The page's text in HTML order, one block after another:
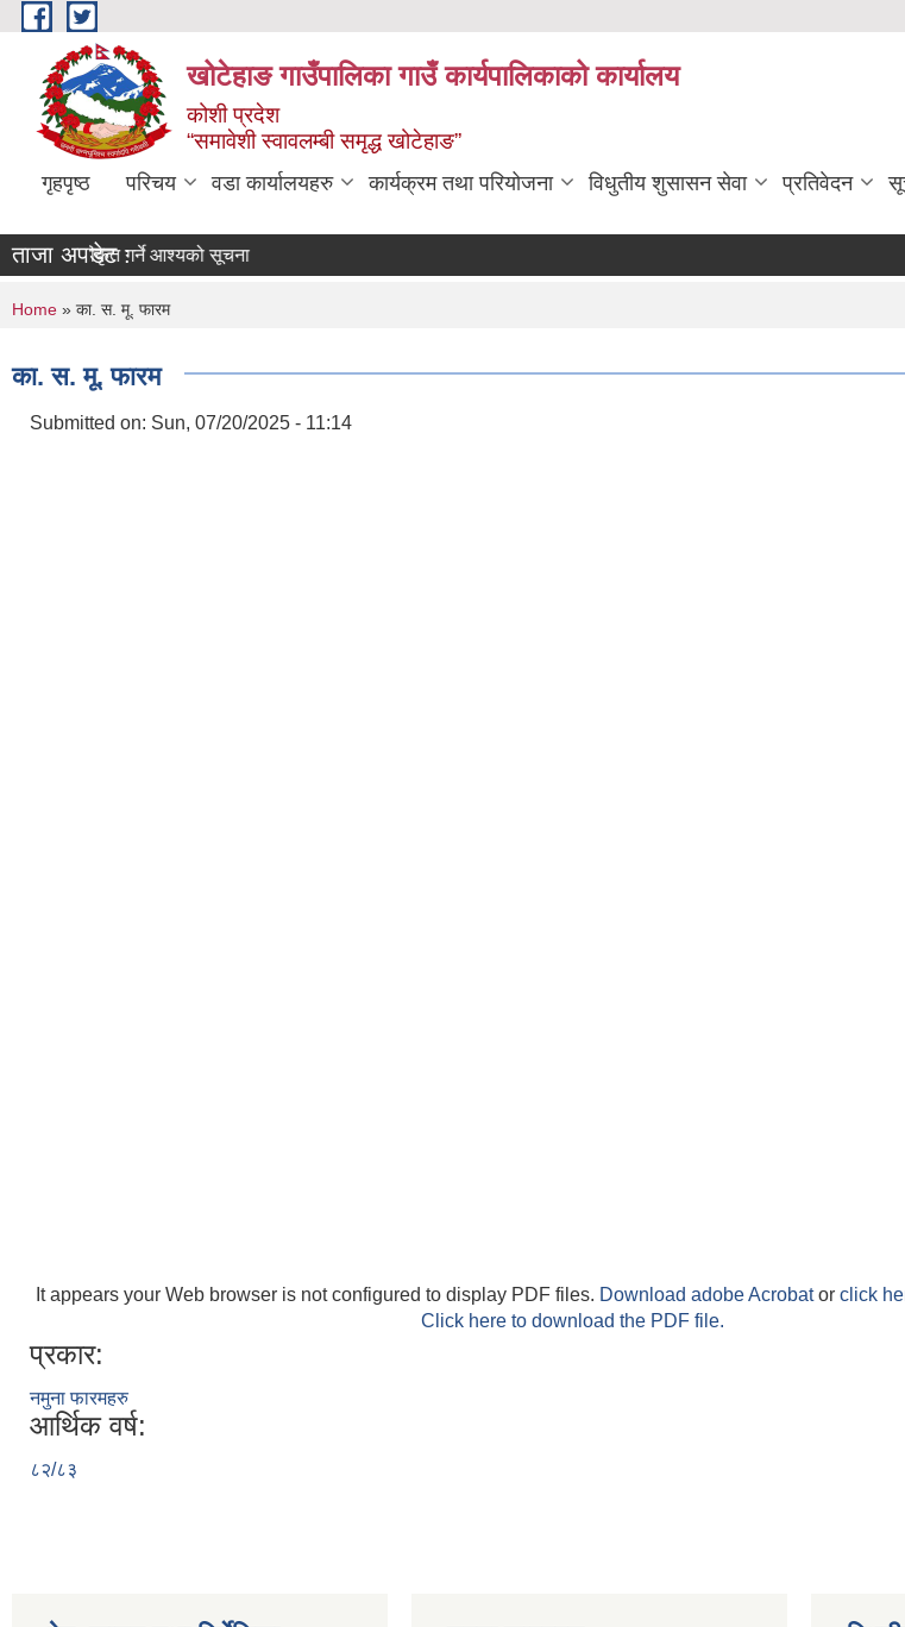
Skip to main content
खोटेहाङ गाउँपालिका गाउँ कार्यपालिकाको कार्यालय
कोशी प्रदेश
“समावेशी स्वावलम्बी समृद्ध खोटेहाङ”
गृहपृष्ठ परिचय वडा कार्यालयहरु कार्यक्रम तथा परियोजना विधुतीय शुसासन सेवा प्रतिवेदन
ताजा अपडेट :
स्वीकृत गर्ने आश्यको सूचना
You are here
Home » का. स. मू. फारम
का. स. मू. फारम
Submitted on: Sun, 07/20/2025 - 11:14
It appears your Web browser is not configured to display PDF files. Download adobe Acrobator click
Click here to download the PDF file.
प्रकार:
नमुना फारमहरु
आर्थिक वर्ष:
८२/८३